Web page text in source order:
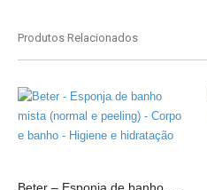
Produtos Relacionados